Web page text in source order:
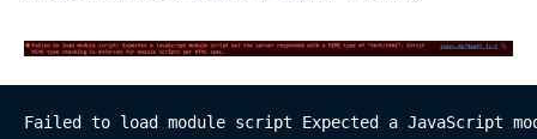
Failed to load module script Expected a JavaScript